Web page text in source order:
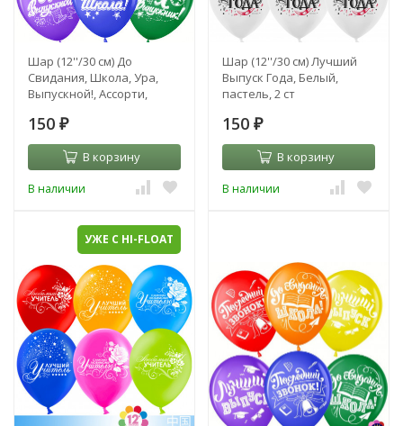
Шар (12''/30 см) До
Свидания, Школа, Ура,
Выпускной!, Ассорти,
150 ₽
В корзину
В наличии
Шар (12''/30 см) Лучший
Выпуск Года, Белый,
пастель, 2 ст
150 ₽
В корзину
В наличии
УЖЕ С HI-FLOAT